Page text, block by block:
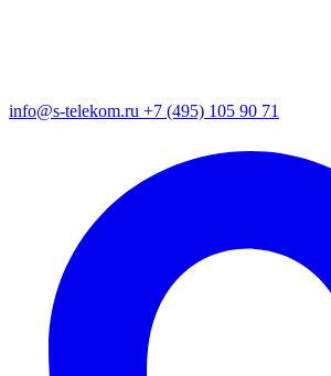
info@s-telekom.ru +7 (495) 105 90 71